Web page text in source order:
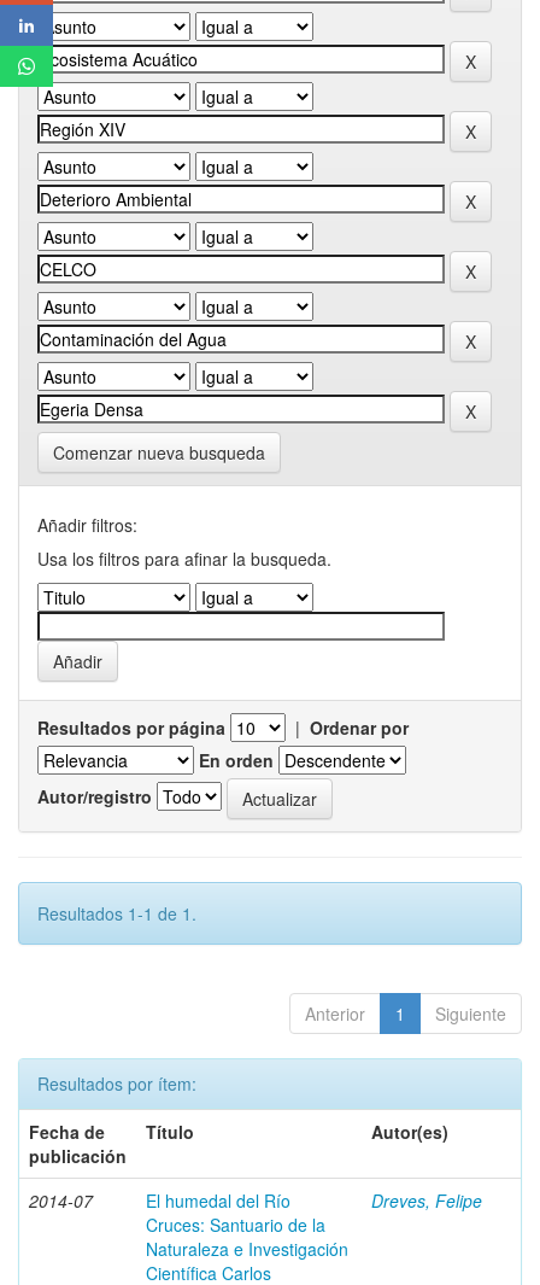
Comenzar nueva busqueda
Añadir filtros:
Usa los filtros para afinar la busqueda.
Resultados por página | Ordenar por
En orden
Autor/registro
Resultados 1-1 de 1.
Anterior 1 Siguiente
Resultados por ítem:
Fecha de
publicación
Título Autor(es)
2014-07
El humedal del Río
Cruces: Santuario de la
Naturaleza e Investigación
Científica Carlos
Dreves, Felipe